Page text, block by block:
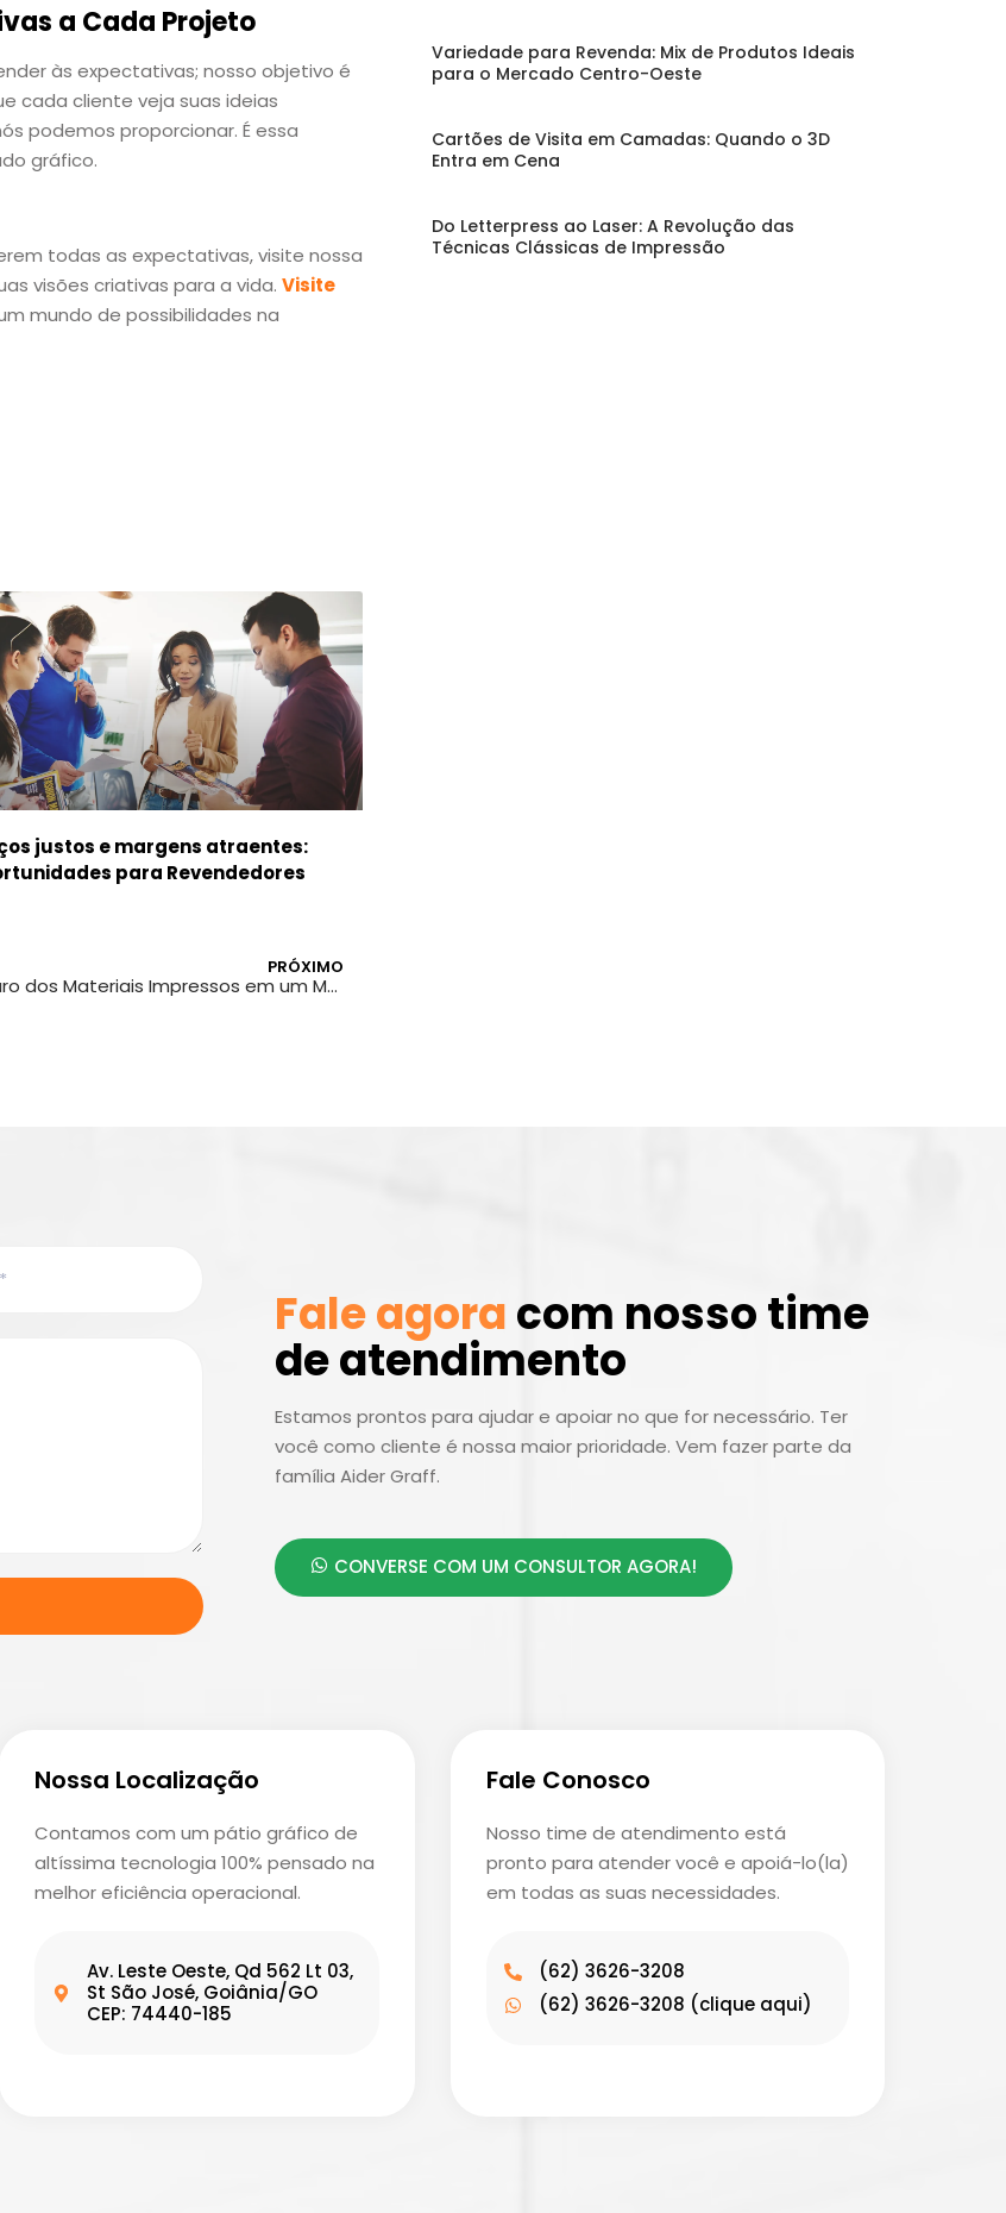
a Cada Projeto
às expectativas; nosso objetivo é
cada cliente veja suas ideias
podemos proporcionar. É essa
gráfico.
todas as expectativas, visite nossa
visões criativas para a vida. Visite
mundo de possibilidades na
justos e margens atraentes:
para Revendedores
PRÓXIMO
O Futuro dos Materiais Impressos em um Mundo Digital
Variedade para Revenda: Mix de Produtos Ideais
para o Mercado Centro-Oeste
Cartões de Visita em Camadas: Quando o 3D
Entra em Cena
Do Letterpress ao Laser: A Revolução das
Técnicas Clássicas de Impressão
Fale agoracom nosso time
de atendimento
Estamos prontos para ajudar e apoiar no que for necessário. Ter
você como cliente é nossa maior prioridade. Vem fazer parte da
família Aider Graff.
CONVERSE COM UM CONSULTOR AGORA!
Nossa Localização
Contamos com um pátio gráfico de
altíssima tecnologia 100% pensado na
melhor eficiência operacional.
Av. Leste Oeste, Qd 562 Lt 03,
St São José, Goiânia/GO
CEP: 74440-185
Fale Conosco
Nosso time de atendimento está
pronto para atender você e apoiá-lo(la)
em todas as suas necessidades.
(62) 3626-3208
(62) 3626-3208 (clique aqui)